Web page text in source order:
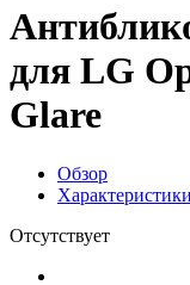
для LG
Glare
Обзор
Характеристики
Отсутствует